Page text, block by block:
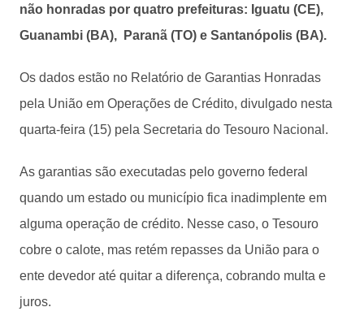
não honradas por quatro prefeituras: Iguatu (CE),
Guanambi (BA), Paranã (TO) e Santanópolis (BA).
Os dados estão no Relatório de Garantias Honradas
pela União em Operações de Crédito, divulgado nesta
quarta-feira (15) pela Secretaria do Tesouro Nacional.
As garantias são executadas pelo governo federal
quando um estado ou município fica inadimplente em
alguma operação de crédito. Nesse caso, o Tesouro
cobre o calote, mas retém repasses da União para o
ente devedor até quitar a diferença, cobrando multa e
juros.